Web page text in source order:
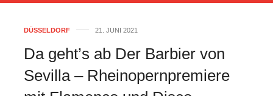
DÜSSELDORF 21. JUNI 2021
Da geht’s ab Der Barbier von
Sevilla – Rheinopernpremiere